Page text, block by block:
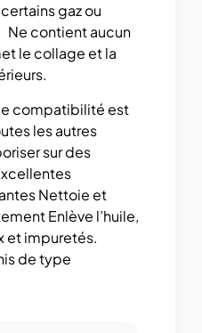
gaz ou
Ne contient aucun
le collage et la
compatibilité est
les autres
sur des
Nettoie et
Enlève l’huile,
et impuretés.
de type